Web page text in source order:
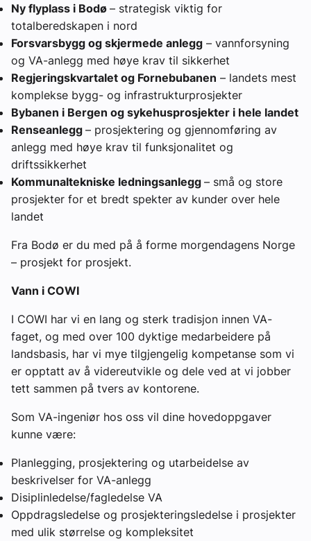
Ny flyplass i Bodø – strategisk viktig for
totalberedskapen i nord
Forsvarsbygg og skjermede anlegg – vannforsyning
og VA-anlegg med høye krav til sikkerhet
Regjeringskvartalet og Fornebubanen – landets mest
komplekse bygg- og infrastrukturprosjekter
Bybanen i Bergen og sykehusprosjekter i hele landet
Renseanlegg – prosjektering og gjennomføring av
anlegg med høye krav til funksjonalitet og
driftssikkerhet
Kommunaltekniske ledningsanlegg – små og store
prosjekter for et bredt spekter av kunder over hele
landet
Fra Bodø er du med på å forme morgendagens Norge
– prosjekt for prosjekt.
Vann i COWI
I COWI har vi en lang og sterk tradisjon innen VA-
faget, og med over 100 dyktige medarbeidere på
landsbasis, har vi mye tilgjengelig kompetanse som vi
er opptatt av å videreutvikle og dele ved at vi jobber
tett sammen på tvers av kontorene.
Som VA-ingeniør hos oss vil dine hovedoppgaver
kunne være:
Planlegging, prosjektering og utarbeidelse av
beskrivelser for VA-anlegg
Disiplinledelse/fagledelse VA
Oppdragsledelse og prosjekteringsledelse i prosjekter
med ulik størrelse og kompleksitet